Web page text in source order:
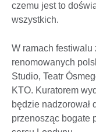
czemu jest to
wszystkich.
W ramach
renomowanych
Studio, Teatr
KTO. Kuratorem
będzie nadzorował
przenosząc bogate